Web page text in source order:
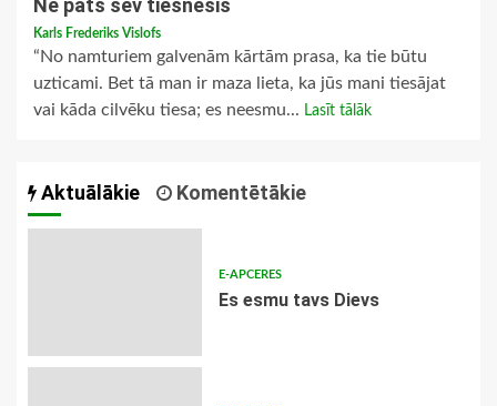
Ne pats sev tiesnesis
Karls Frederiks Vislofs
“No namturiem galvenām kārtām prasa, ka tie būtu
uzticami. Bet tā man ir maza lieta, ka jūs mani tiesājat
vai kāda cilvēku tiesa; es neesmu... Lasīt tālāk
Aktuālākie Komentētākie
E-APCERES
Es esmu tavs Dievs